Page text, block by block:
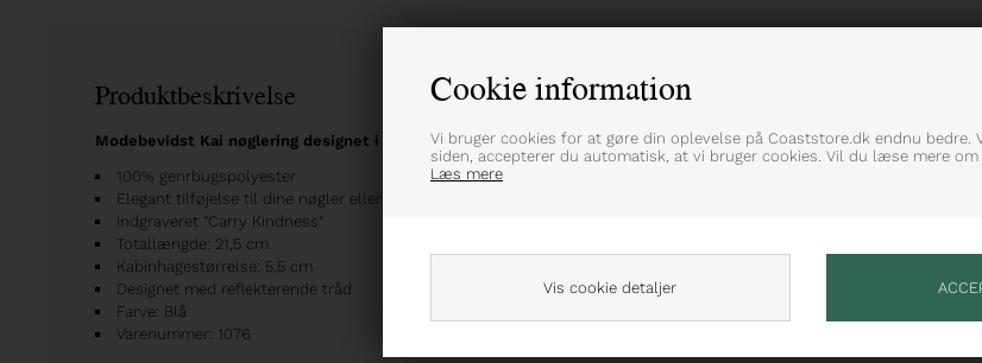
Cookie information
Vi bruger cookies for at gøre din oplevelse på Coaststore.dk endnu bedre.
siden, accepterer du automatisk, at vi bruger cookies. Vil du læse mere
Læs mere
Vis cookie detaljer
Produktbeskrivelse
Modebevidst Kai nøglering designet i et funktionel og reflekterende design
100% genrbugspolyester
Elegant tilføjelse til dine nøgler eller taske
Indgraveret "Carry Kindness"
Totallængde: 21,5 cm
Kabinhagestørrelse: 5,5 cm
Designet med reflekterende tråd
Farve: Blå
Varenummer: 1076